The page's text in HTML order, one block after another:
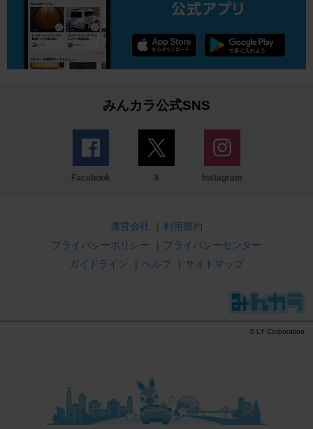
みんカラ公式SNS
Facebook X Instagram
運営会社 | 利用規約
プライバシーポリシー
| プライバシーセンター
ガイドライン
| ヘルプ | サイトマップ
© LY Corporation